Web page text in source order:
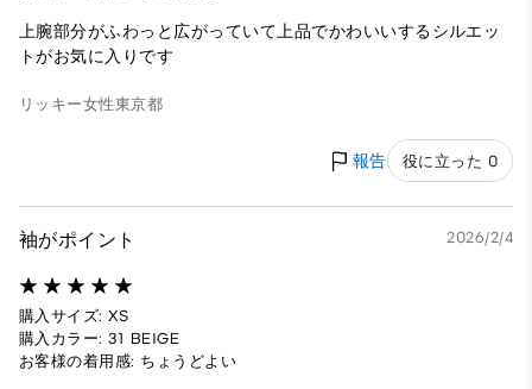
上腕部分がふわっと広がっていて上品でかわいいするシルエッ
トがお気に入りです
リッキー女性東京都
報告 役に立った 0
袖がポイント 2026/2/4
購入サイズ: XS
購入カラー: 31 BEIGE
お客様の着用感: ちょうどよい